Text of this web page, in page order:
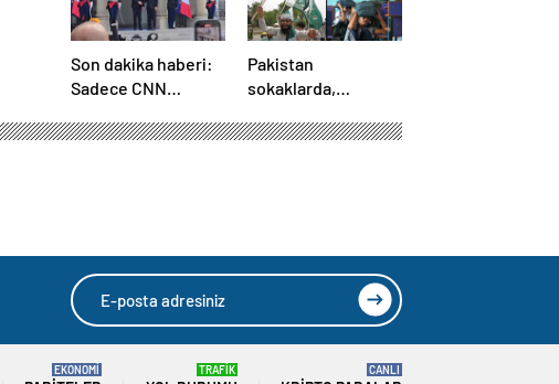
Son dakika haberi:
Sadece CNN
Elize’de! Suriye
Pakistan
sokaklarda,
tatbikatta: “Ateşle
EKONOMİ TRAFİK CANLI